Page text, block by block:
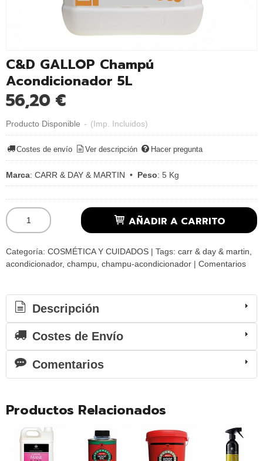
C&D GALLOP Champú
Acondicionador 5L
56,20 €
Producto Disponible - (Imp. Incluidos)
Costes de envío Ver descripción Hacer pregunta
Marca: CARR & DAY & MARTIN • Peso: 5 Kg
AÑADIR A CARRITO
Categoría: COSMÉTICA Y CUIDADOS | Tags: carr & day & martin
acondicionador champu champu-acondicionador | Comentarios
Descripción
Costes de Envío
Comentarios
Productos Relacionados